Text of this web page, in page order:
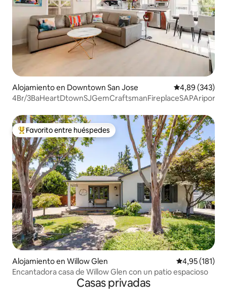
Alojamiento en Downtown San Jose Calificación
4,89 (343)
4Br/3BaHeartDtownSJGemCraftsmanFireplaceSAPAriport
Favorito entre los huéspedes más destacados
Favorito entre huéspedes
Alojamiento en Willow Glen Calificación
4,95 (181)
Encantadora casa de Willow Glen con un patio espacioso
Casas privadas